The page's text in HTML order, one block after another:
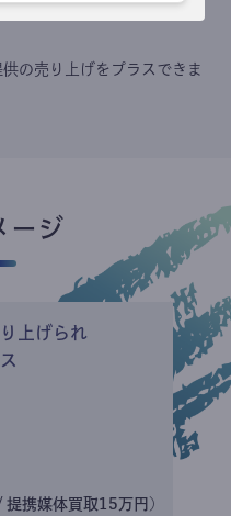
の売り上げをプラスできま
ージ
上げられ
提携媒体買取15万円)